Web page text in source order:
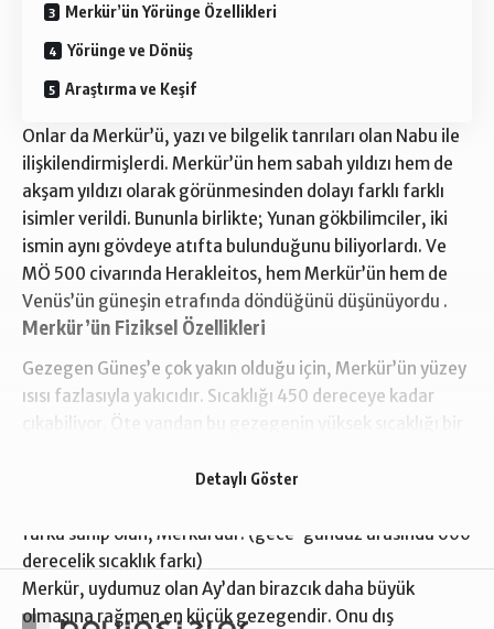
Merkür’ün Yörünge Özellikleri
Yörünge ve Dönüş
Araştırma ve Keşif
Onlar da Merkür’ü, yazı ve bilgelik tanrıları olan Nabu ile
ilişkilendirmişlerdi. Merkür’ün hem sabah yıldızı hem de
akşam yıldızı olarak görünmesinden dolayı farklı farklı
isimler verildi. Bununla birlikte; Yunan gökbilimciler, iki
ismin aynı gövdeye atıfta bulunduğunu biliyorlardı. Ve
MÖ 500 civarında Herakleitos, hem Merkür’ün hem de
Venüs’ün güneşin etrafında döndüğünü düşünüyordu .
Merkür’ün Fiziksel Özellikleri
Gezegen Güneş’e çok yakın olduğu için, Merkür’ün yüzey
ısısı fazlasıyla yakıcıdır. Sıcaklığı 450 dereceye kadar
kalamadığından dolayı), geceleri sıcaklık -170 dereceye
farka sahip olan, Merkürdür. (gece-gündüz arasında 600
derecelik sıcaklık farkı)
Merkür, uydumuz olan Ay’dan birazcık daha büyük
olmasına rağmen en küçük gezegendir. Onu dış
Detaylı Göster